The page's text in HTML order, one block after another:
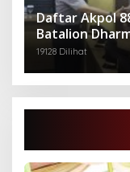
Daftar Akpol
Batalion
Pradana
19128 Dilihat